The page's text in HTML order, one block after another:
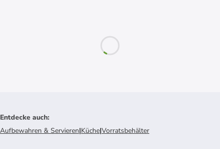
Entdecke auch:
Aufbewahren & Servieren|Küche|Vorratsbehälter